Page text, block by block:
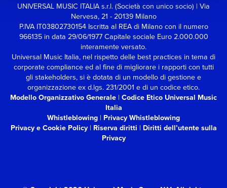
UNIVERSAL MUSIC ITALIA s.r.l. (Società con unico socio) | Via
Nervesa, 21 - 20139 Milano
P.IVA IT03802730154 Iscritta al REA di Milano con il numero
966135 in data 29/06/1977Capitale sociale Euro 2.000.000
interamente versato.
Universal Music Italia, nel rispetto delle best practices in tema di
corporate compliance ed al fine di migliorare i rapporti con tutti
gli stakeholders,si è dotata di un modello di gestione e
organizzazione ex d.lgs. 231/2001 e di un codice etico.
Modello Organizzativo Generale | Codice Etico Universal Music
Italia
Whistleblowing | Privacy Whistleblowing
Privacy e Cookie Policy| Riserva diritti | Diritti dell’utente sulla
Privacy